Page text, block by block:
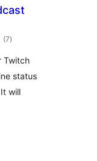
(7puntuacions
totals
)
Twitch
status
will